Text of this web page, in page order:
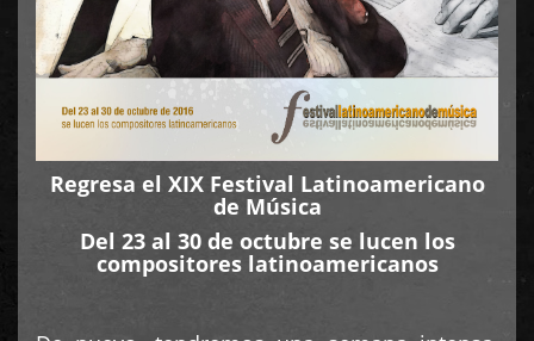
Regresa el XIX Festival Latinoamericano
de Música
Del 23 al 30 de octubre se lucen los
compositores latinoamericanos